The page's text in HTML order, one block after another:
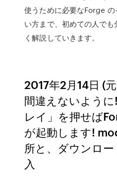
使うために必要なForge
い方まで、初めての人で
く解説していきます。
2017年2月14日 (
間違えないよう
レイ」を押せば
が起動します!
所と、ダウンロ
入